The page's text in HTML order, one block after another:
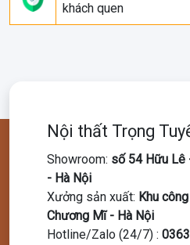
khách quen
Nội thất Trọng
Showroom: số 54 Hữu Lê
- Hà Nội
Xưởng sản xuất: Khu
Chương Mĩ - Hà Nội
Hotline/Zalo (24/7) :